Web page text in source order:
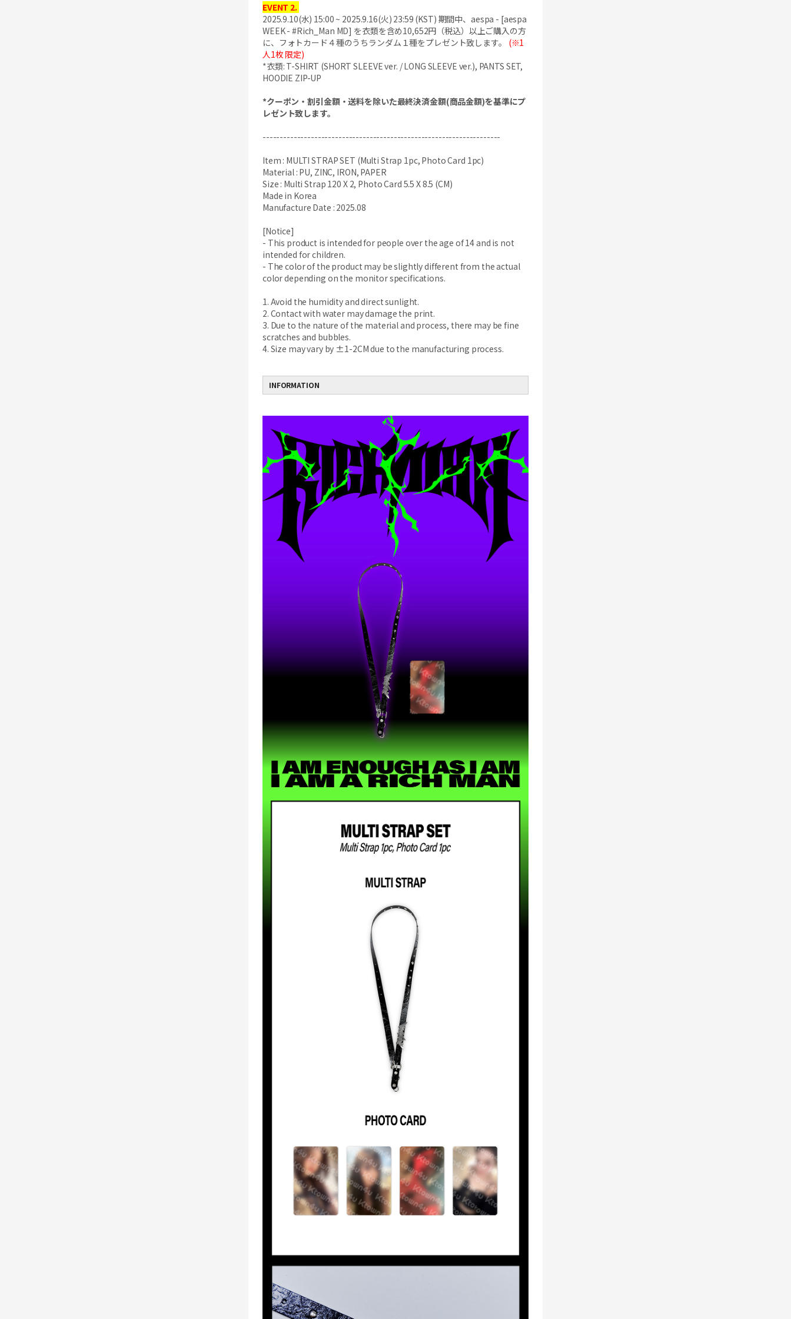
EVENT 2.
2025.9.10(水) 15:00 ~ 2025.9.16(火) 23:59 (KST) 期間中、aespa - [aespa
WEEK - #Rich_Man MD] を衣類を含め10,652円（税込）以上ご購入の方
に、フォトカード４種のうちランダム１種をプレゼント致します。 (※1
人1枚 限定)
*衣類: T-SHIRT (SHORT SLEEVE ver. / LONG SLEEVE ver.), PANTS SET,
HOODIE ZIP-UP
*クーポン・割引金額・送料を除いた最終決済金額(商品金額)を基準にプ
レゼント致します。
---------------------------------------------------------------------
Item : MULTI STRAP SET (Multi Strap 1pc, Photo Card 1pc)
Material : PU, ZINC, IRON, PAPER
Size : Multi Strap 120 X 2, Photo Card 5.5 X 8.5 (CM)
Made in Korea
Manufacture Date : 2025.08
[Notice]
- This product is intended for people over the age of 14 and is not
intended for children.
- The color of the product may be slightly different from the actual
color depending on the monitor specifications.
1. Avoid the humidity and direct sunlight.
2. Contact with water may damage the print.
3. Due to the nature of the material and process, there may be fine
scratches and bubbles.
4. Size may vary by ±1-2CM due to the manufacturing process.
INFORMATION